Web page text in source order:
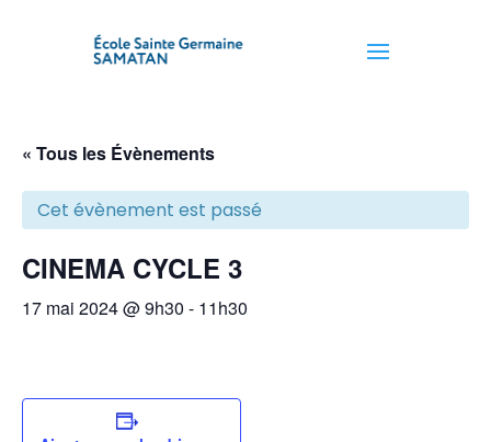
« Tous les Évènements
Cet évènement est passé
CINEMA CYCLE 3
17 mai 2024 @ 9h30 - 11h30